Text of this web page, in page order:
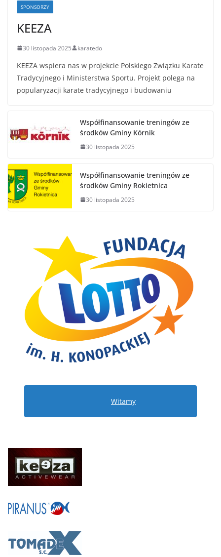
SPONSORZY
KEEZA
30 listopada 2025 karatedo
KEEZA wspiera nas w projekcie Polskiego Związku Karate
Tradycyjnego i Ministerstwa Sportu. Projekt polega na
popularyzacji karate tradycyjnego i budowaniu
Współfinansowanie treningów ze
środków Gminy Kórnik
30 listopada 2025
Współfinansowanie treningów ze
środków Gminy Rokietnica
30 listopada 2025
Witamy